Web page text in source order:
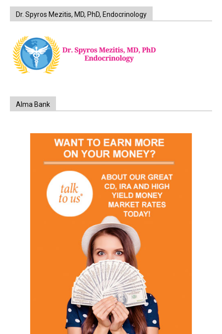
Dr. Spyros Mezitis, MD, PhD, Endocrinology
Alma Bank